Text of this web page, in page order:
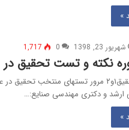
»
شهریور 23, 1398 0
1,717
نکته و تست تحقیق در
ارشد و دکتری مهندسی صنایع:…
»